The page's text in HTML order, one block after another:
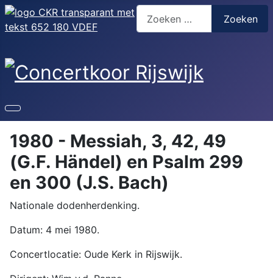
Zoeken
1980 - Messiah, 3, 42, 49
(G.F. Händel) en Psalm 299
en 300 (J.S. Bach)
Nationale dodenherdenking.
Datum: 4 mei 1980.
Concertlocatie: Oude Kerk in Rijswijk.